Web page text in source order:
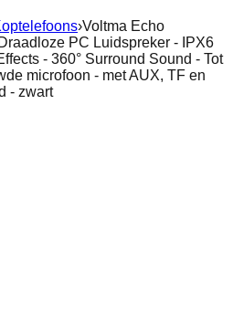
›Voltma Echo
PC Luidspreker - IPX6
- 360° Surround Sound - Tot
microfoon - met AUX, TF en
- zwart